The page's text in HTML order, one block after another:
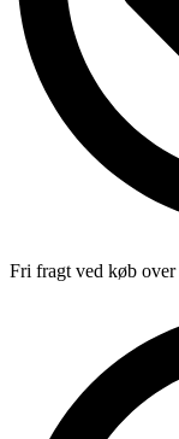
Fri fragt ved køb